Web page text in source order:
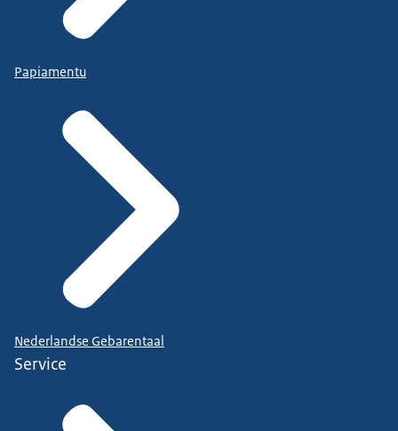
Papiamentu
Nederlandse Gebarentaal
Service